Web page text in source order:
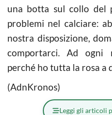
una botta sul collo del
problemi nel calciare:
nostra disposizione,
comportarci. Ad ogni
perché ho tutta la rosa a
(AdnKronos)
Leggi gli articoli